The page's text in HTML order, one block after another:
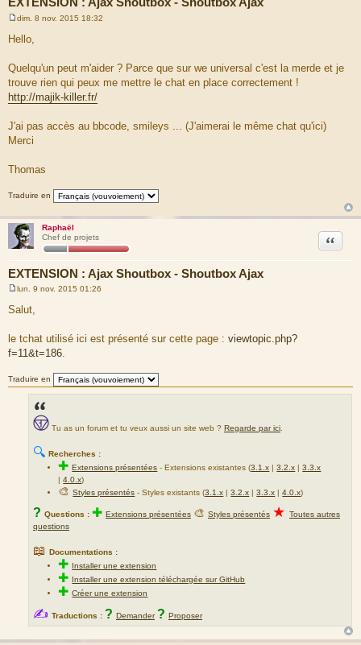
e
s
g
e
dim. 8 nov. 2015 18:32
Hello,
Quelqu'un peut m'aider ? Parce que sur we universal c'est la merde et je
trouve rien qui peux me mettre le chat en place correctement !
http://majik-killer.fr/
J'ai pas accès au bbcode, smileys ... (J'aimerai le même chat qu'ici)
Merci
Thomas
Traduire en
Raphaël
Chef de projets
EXTENSION : Ajax Shoutbox - Shoutbox Ajax
Citation
e
s
a
g
e
lun. 9 nov. 2015 01:26
Salut,
le tchat utilisé ici est présenté sur cette page : viewtopic.php?
f=11&t=186.
Traduire en
Tu as un forum et tu veux aussi un site web ? Regarde par ici
🔍 Recherches :
✚Extensions présentées -Extensions existantes (3.1.x |3.2.x |3.3.x
|4.0.x)
🎨Styles présentés - Styles existants (3.1.x |3.2.x |3.3.x |4.0.x)
? Questions : ✚ Extensions présentées 🎨 Styles présentés ★ Toutes autres
questions
📖 Documentations :
✚ Installer une extension
✚ Installer une extension téléchargée sur GitHub
✚Créer une extension
✍ Traductions : ? Demander ? Proposer